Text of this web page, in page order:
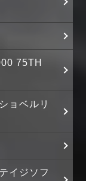
75TH
ョベルリ
イジソフ